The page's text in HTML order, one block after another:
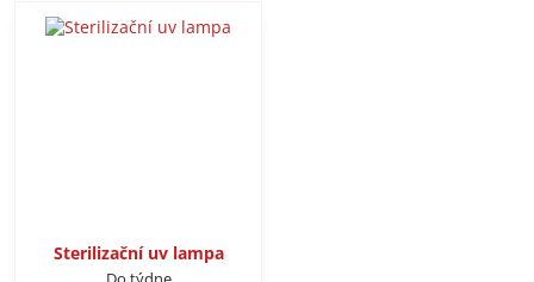
Sterilizační uv lampa